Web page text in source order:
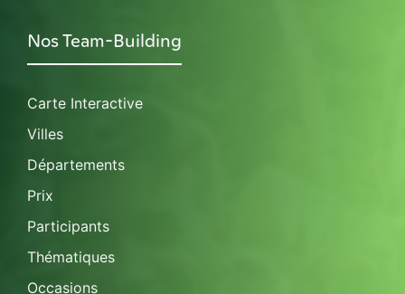
Nos Team-Building
Carte Interactive
Villes
Départements
Prix
Participants
Thématiques
Occasions